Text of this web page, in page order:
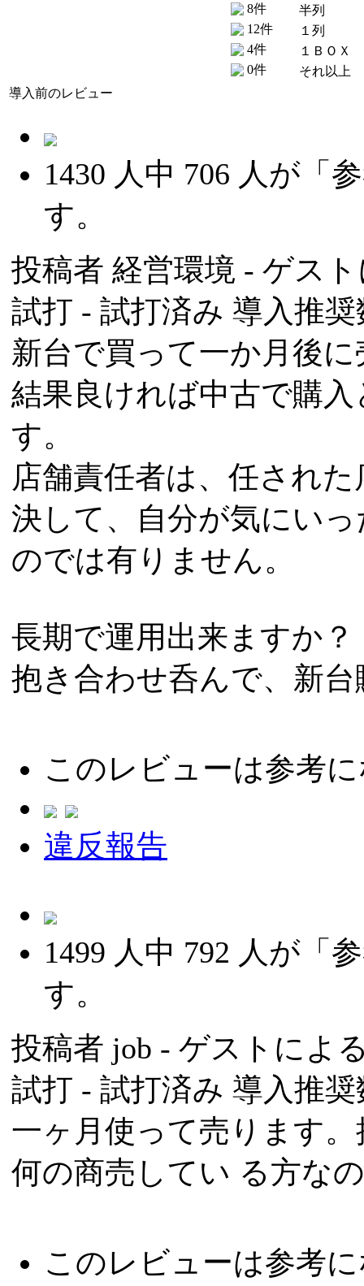
8件
12件
4件
0件
半列
１列
１ＢＯＸ
それ以上
導入前のレビュー
1430 人中 706 人が「
す。
投稿者 経営環境 - ゲス
試打 - 試打済み 導入推
新台で買って一か月後
結果良ければ中古で購
す。
店舗責任者は、任され
決して、自分が気にい
のでは有りません。
長期で運用出来ますか？
抱き合わせ呑んで、新
このレビューは参考
違反報告
1499 人中 792 人が「
す。
投稿者 job - ゲストによ
試打 - 試打済み 導入推
一ヶ月使って売ります
何の商売してい る方な
このレビューは参考